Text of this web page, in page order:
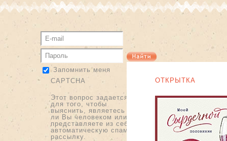
Запомнить меня
CAPTCHA
Этот вопрос задается
для того, чтобы
выяснить, являетесь
ли Вы человеком или
представляете из себя
автоматическую спам-
рассылку.
ОТКРЫТКА